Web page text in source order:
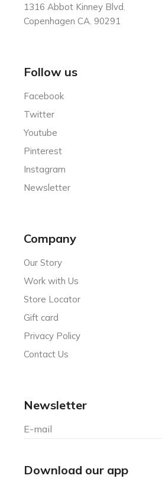
1316 Abbot Kinney Blvd.
Copenhagen CA. 90291
Follow us
Facebook
Twitter
Youtube
Pinterest
Instagram
Newsletter
Company
Our Story
Work with Us
Store Locator
Gift card
Privacy Policy
Contact Us
Newsletter
Download our app